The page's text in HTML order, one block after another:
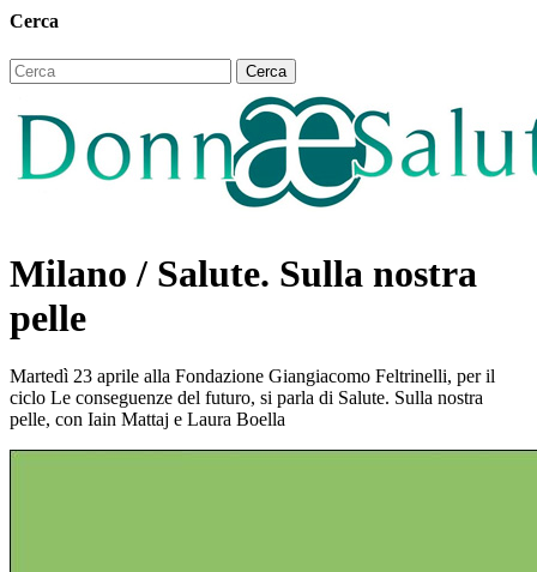
Cerca
Milano / Salute. Sulla nostra
pelle
Martedì 23 aprile alla Fondazione Giangiacomo Feltrinelli, per il
ciclo Le conseguenze del futuro, si parla di Salute. Sulla nostra
pelle, con Iain Mattaj e Laura Boella